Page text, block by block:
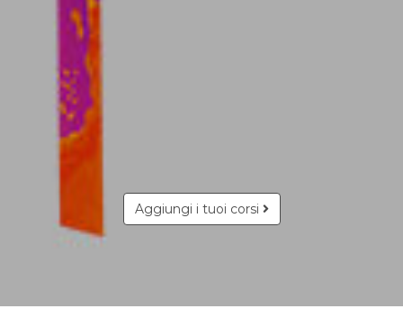
Aggiungi i tuoi corsi